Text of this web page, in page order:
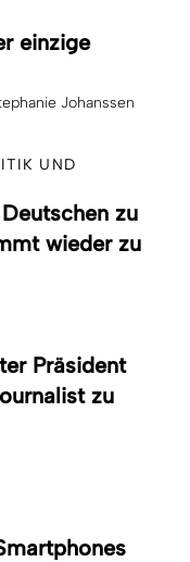
einzige
Johanssen
UND
zu
wieder zu
Präsident
zu